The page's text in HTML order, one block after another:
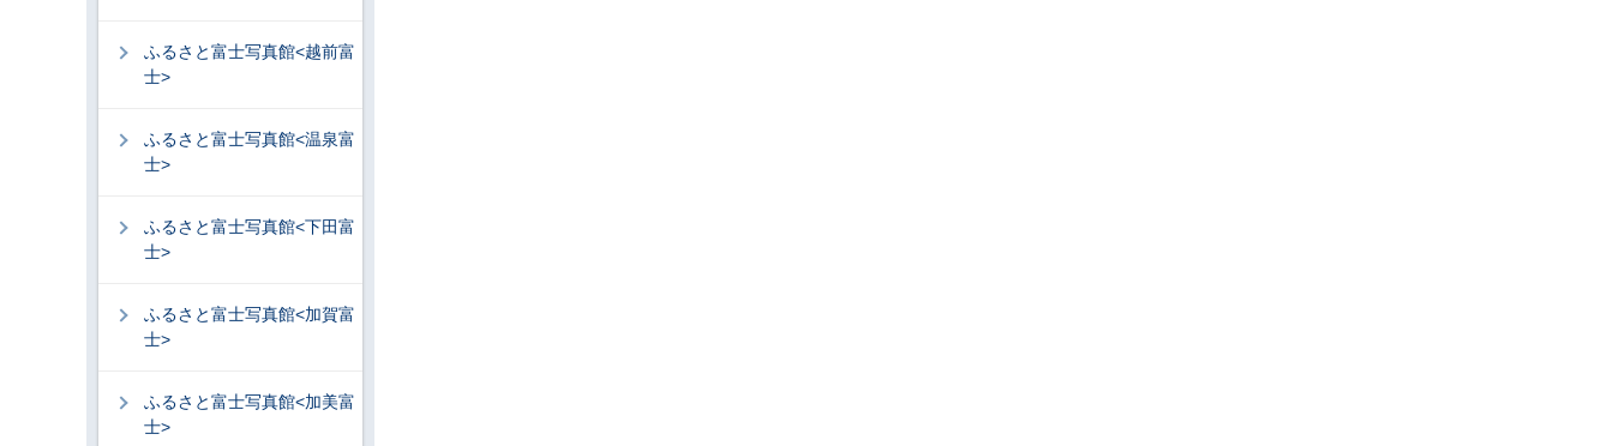
ふるさと富士写真館<越前富
士>
ふるさと富士写真館<温泉富
士>
ふるさと富士写真館<下田富
士>
ふるさと富士写真館<加賀富
士>
ふるさと富士写真館<加美富
士>